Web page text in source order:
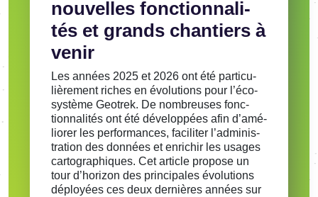
nouvelles fonc­tion­na­li­
tés et grands chan­tiers à
venir
Les années 2025 et 2026 ont été parti­cu­
liè­re­ment riches en évolu­tions pour l’éco­
sys­tème Geotrek. De nombreuses fonc­
tion­na­li­tés ont été déve­lop­pées afin d’amé­
lio­rer les perfor­mances, faci­li­ter l’ad­mi­nis­
tra­tion des données et enri­chir les usages
carto­gra­phiques. Cet article propose un
tour d’ho­ri­zon des prin­ci­pales évolu­tions
déployées ces deux dernières années sur